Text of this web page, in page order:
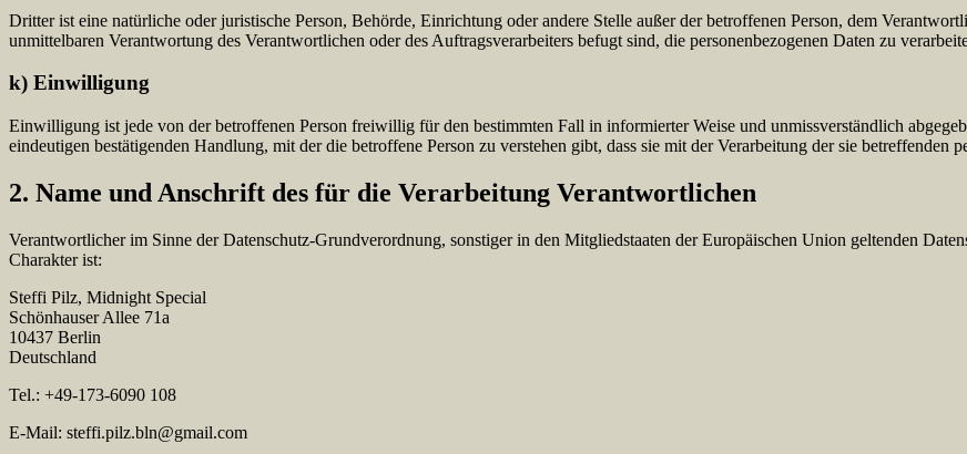
Dritter ist eine natürliche oder juristische Person, Behörde, Einrichtung oder andere Stelle außer der betroffenen Person, dem
unmittelbaren Verantwortung des Verantwortlichen oder des Auftragsverarbeiters befugt sind, die personenbezogenen Daten zu
k) Einwilligung
Einwilligung ist jede von der betroffenen Person freiwillig für den bestimmten Fall in informierter Weise und unmissverständlich
eindeutigen bestätigenden Handlung, mit der die betroffene Person zu verstehen gibt, dass sie mit der Verarbeitung der sie betreffenden
2. Name und Anschrift des für die Verarbeitung Verantwortlichen
Verantwortlicher im Sinne der Datenschutz-Grundverordnung, sonstiger in den Mitgliedstaaten der Europäischen Union geltenden
Charakter ist:
Steffi Pilz, Midnight Special
Schönhauser Allee 71a
10437 Berlin
Deutschland
Tel.: +49-173-6090 108
E-Mail: steffi.pilz.bln@gmail.com